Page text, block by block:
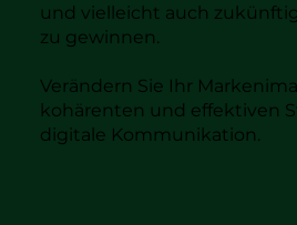
und vielleicht auch
zu gewinnen.
Verändern Sie Ihr
kohärenten und effektiven
digitale Kommunikation.